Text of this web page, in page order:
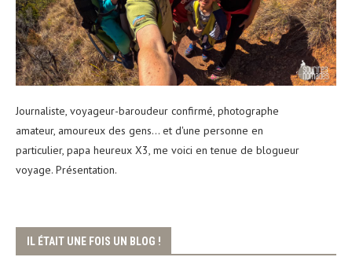
Journaliste, voyageur-baroudeur confirmé, photographe
amateur, amoureux des gens... et d'une personne en
particulier, papa heureux X3, me voici en tenue de blogueur
voyage. Présentation.
IL ÉTAIT UNE FOIS UN BLOG !